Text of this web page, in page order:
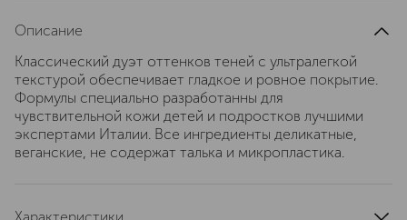
Описание
Классический дуэт оттенков теней с ультралегкой
текстурой обеспечивает гладкое и ровное покрытие.
Формулы специально разработанны для
чувствительной кожи детей и подростков лучшими
экспертами Италии. Все ингредиенты деликатные,
веганские, не содержат талька и микропластика.